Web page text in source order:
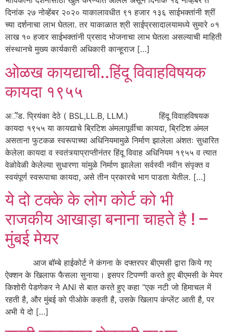
दिनांक २७ नोव्‍हेंबर २०२० याकालावधीत ९१ हजार १३६ साईभक्‍तांनी श्रीं
च्‍या दर्शनाचा लाभ घेतला. तर याकाळात श्री साईप्रसादालयामध्‍ये सुमारे ०१
लाख १० हजार साईभक्‍तांनी प्रसाद भोजनाचा लाभ घेतला असल्‍याची माहिती
संस्‍थानचे मुख्‍य कार्यकारी अधिकारी कान्‍हूराज […]
ओळख कायद्याची..हिंदू विवाहविषयक
कायदा १९५५
अॅॅड. प्रियंका देठे ( BSL,LL.B, LLM.) हिंदू विवाहविषयक
कायदा १९५५ या कायद्याचे ब्रिटिश अंमलापूर्वीचा कायदा, ब्रिटिश अंमल
असताना फुटकळ स्वरूपाच्या अधिनियमामुळे निर्माण झालेला अंशतः सुधारित
केलेला कायदा व स्वतंत्र्याप्राप्तीनंतर हिंदू विवाह अधिनियम १९५५ व त्यात
वेळोवेळी केलेल्या सुधारणा यांमुळे निर्माण झालेला सर्वस्वी नवीन संपृक्त व
स्वयंपूर्ण स्वरूपाचा कायदा, असे तीन प्रकारचे भाग पाडता येतील. […]
ये दो टक्के के लोग कोर्ट को भी
राजकीय आखाड़ा बनाना चाहते है ! –
मुंबई मेयर
आज बॉम्बे हाईकोर्ट ने कंगना के दफ्तरपर बीएमसी द्वारा किये गए
ऐक्शन के खिलाफ फैसला सुनाया। इसपर टिपण्णी करते हुए बीएमसी के मेयर
किशोरी पेडणेकर ने ANI से बात करते हुए कहा “एक नटी जो हिमाचल में
रहती है, और मुंबई को पीओके कहती है, उसके खिलाप कंप्लेंट आती है, पर
अभी ये दो […]